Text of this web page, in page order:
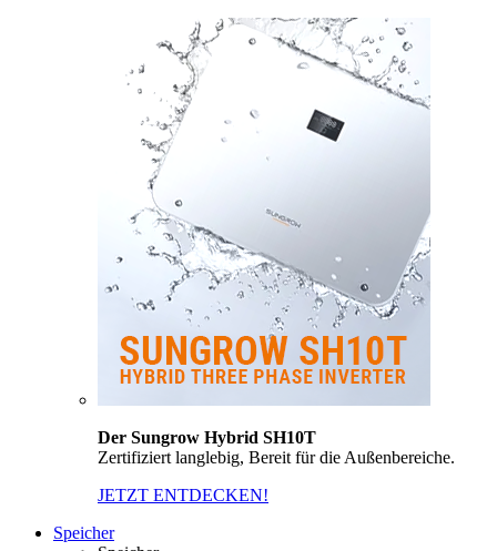
Der Sungrow Hybrid SH10T
Zertifiziert langlebig, Bereit für die Außenbereiche.
JETZT ENTDECKEN!
Speicher